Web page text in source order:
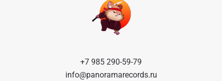
+7 985 290-59-79
info@panoramarecords.ru